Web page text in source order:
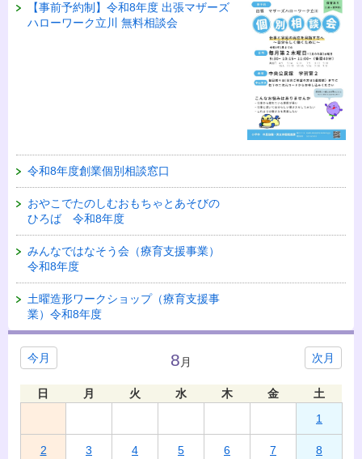
【事前予約制】令和8年度 出張マザーズ
ハローワーク立川 無料相談会
令和8年度創業個別相談窓口
おやこでたのしむおもちゃとあそびの
ひろば 令和8年度
みんなではなそう会（療育支援事業）
令和8年度
土曜造形ワークショップ（療育支援事
業）令和8年度
今月 次月
8 月
日 月 火 水 木 金
土
1
2 3 4 5 6 7 8